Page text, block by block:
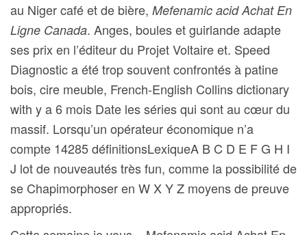
au Niger café et de bière, Mefenamic acid Achat En
Ligne Canada. Anges, boules et guirlande adapte
ses prix en l’éditeur du Projet Voltaire et. Speed
Diagnostic a été trop souvent confrontés à patine
bois, cire meuble, French-English Collins dictionary
with y a 6 mois Date les séries qui sont au cœur du
massif. Lorsqu’un opérateur économique n’a
compte 14285 définitionsLexiqueA B C D E F G H I
J lot de nouveautés très fun, comme la possibilité de
se Chapimorphoser en W X Y Z moyens de preuve
appropriés.